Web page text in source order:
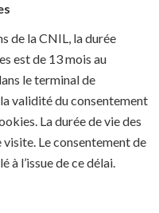
de la CNIL, la durée
est de 13 mois au
le terminal de
validité du consentement
La durée de vie des
visite. Le consentement de
à l’issue de ce délai.